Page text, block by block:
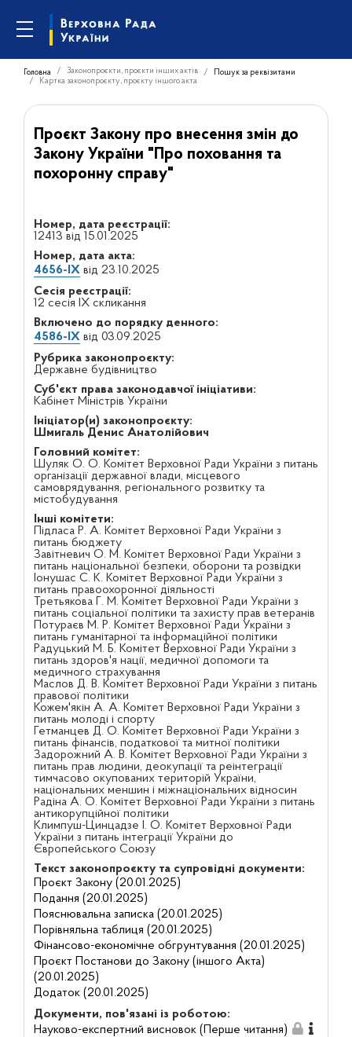
Головна Законопроєкти, проєкти інших актів
Пошук за реквізитами
Картка законопроєкту, проєкту іншого акта
Проєкт Закону про внесення змін до
Закону України "Про поховання та
похоронну справу"
Номер, дата реєстрації:
12413 від 15.01.2025
Номер, дата акта:
4656-IXвід 23.10.2025
Сесія реєстрації:
12 сесія IX скликання
Включено до порядку денного:
4586-IXвід 03.09.2025
Рубрика законопроєкту:
Державне будівництво
Суб'єкт права законодавчої ініціативи:
Кабінет Міністрів України
Ініціатор(и) законопроєкту:
Шмигаль Денис Анатолійович
Головний комітет:
Шуляк О. О. Комітет Верховної Ради України з питань
організації державної влади, місцевого
самоврядування, регіонального розвитку та
містобудування
Інші комітети:
Підласа Р. А. Комітет Верховної Ради України з
питань бюджету
Завітневич О. М. Комітет Верховної Ради України з
питань національної безпеки, оборони та розвідки
Іонушас С. К. Комітет Верховної Ради України з
питань правоохоронної діяльності
Третьякова Г. М. Комітет Верховної Ради України з
питань соціальної політики та захисту прав ветеранів
Потураєв М. Р. Комітет Верховної Ради України з
питань гуманітарної та інформаційної політики
Радуцький М. Б. Комітет Верховної Ради України з
питань здоров'я нації, медичної допомоги та
медичного страхування
Маслов Д. В. Комітет Верховної Ради України з питань
правової політики
Кожем'якін А. А. Комітет Верховної Ради України з
питань молоді і спорту
Гетманцев Д. О. Комітет Верховної Ради України з
питань фінансів, податкової та митної політики
Задорожний А. В. Комітет Верховної Ради України з
питань прав людини, деокупації та реінтеграції
тимчасово окупованих територій України,
національних меншин і міжнаціональних відносин
Радіна А. О. Комітет Верховної Ради України з питань
антикорупційної політики
Климпуш-Цинцадзе І. О. Комітет Верховної Ради
України з питань інтеграції України до
Європейського Союзу
Текст законопроєкту та супровідні документи:
Проєкт Закону (20.01.2025)
Подання (20.01.2025)
Пояснювальна записка (20.01.2025)
Порівняльна таблиця (20.01.2025)
Фінансово-економічне обгрунтування (20.01.2025)
Проєкт Постанови до Закону (іншого Акта)
(20.01.2025)
Додаток (20.01.2025)
Документи, пов'язані із роботою:
Науково-експертний висновок (Перше читання)